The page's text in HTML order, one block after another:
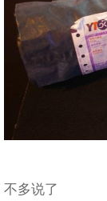
不多说了